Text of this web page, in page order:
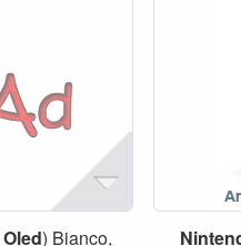
Oled) Bianco,